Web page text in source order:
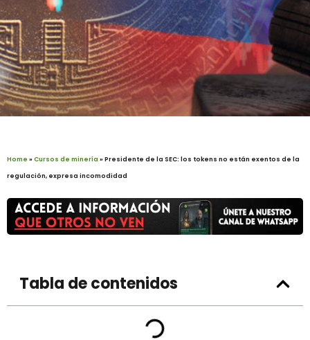
Home »Cursos de minería »Presidente de la SEC: los tokens no están exentos de la
regulación, expresa incomodidad
Tabla de contenidos